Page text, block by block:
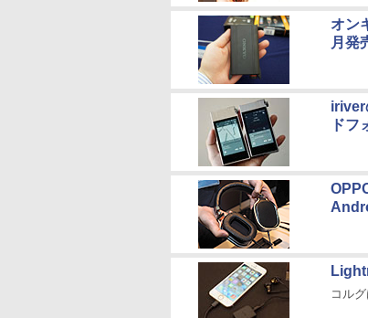
オン
月発
iriver
ドフ
コル